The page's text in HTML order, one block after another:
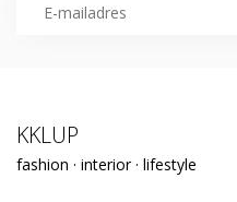
KKLUP
fashion · interior · lifestyle